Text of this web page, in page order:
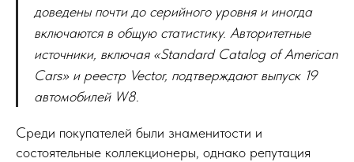
доведены почти до серийного уровня и иногда
включаются в общую статистику. Авторитетные
источники, включая «Standard Catalog of American
Cars» и реестр Vector, подтверждают выпуск 19
автомобилей W8.
Среди покупателей были знаменитости и
состоятельные коллекционеры, однако репутация